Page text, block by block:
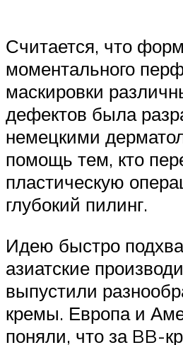
Считается, что
моментального
маскировки
дефектов была
немецкими
помощь тем, кто
пластическую
глубокий пилинг.
Идею быстро
азиатские
выпустили
кремы. Европа и
поняли, что за BB-